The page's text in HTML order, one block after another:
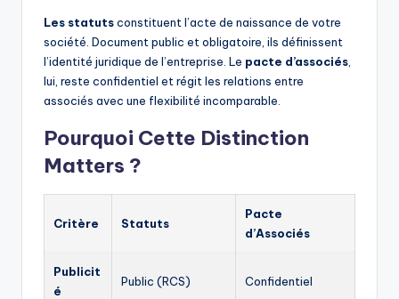
Les statutsconstituent l’acte de naissance de votre
société. Document public et obligatoire, ils définissent
l’identité juridique de l’entreprise. Le pacte d’associés
lui, reste confidentiel et régit les relations entre
associés avec une flexibilité incomparable.
Pourquoi Cette Distinction
Matters ?
Critère Statuts
Pacte
d’Associés
Publicit
é
Public (RCS) Confidentiel